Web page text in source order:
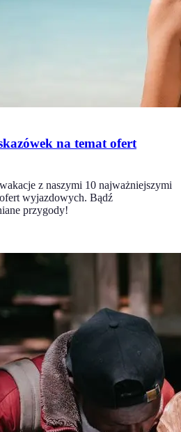
na temat ofert
z naszymi 10 najważniejszymi
wyjazdowych. Bądź
przygody!